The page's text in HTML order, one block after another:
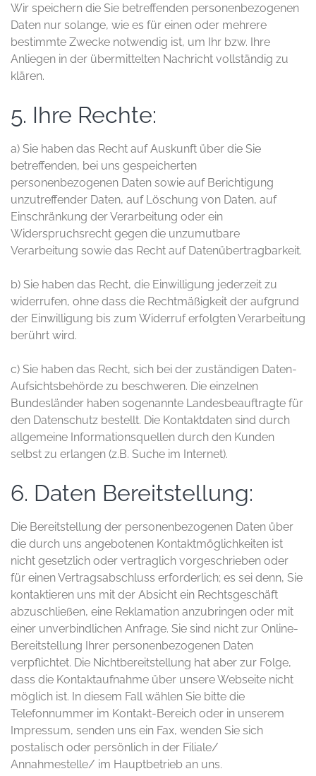
Wir speichern die Sie betreffenden personenbezogenen
Daten nur solange, wie es für einen oder mehrere
bestimmte Zwecke notwendig ist, um Ihr bzw. Ihre
Anliegen in der übermittelten Nachricht vollständig zu
klären.
5. Ihre Rechte:
a) Sie haben das Recht auf Auskunft über die Sie
betreffenden, bei uns gespeicherten
personenbezogenen Daten sowie auf Berichtigung
unzutreffender Daten, auf Löschung von Daten, auf
Einschränkung der Verarbeitung oder ein
Widerspruchsrecht gegen die unzumutbare
Verarbeitung sowie das Recht auf Datenübertragbarkeit.
b) Sie haben das Recht, die Einwilligung jederzeit zu
widerrufen, ohne dass die Rechtmäßigkeit der aufgrund
der Einwilligung bis zum Widerruf erfolgten Verarbeitung
berührt wird.
c) Sie haben das Recht, sich bei der zuständigen Daten-
Aufsichtsbehörde zu beschweren. Die einzelnen
Bundesländer haben sogenannte Landesbeauftragte für
den Datenschutz bestellt. Die Kontaktdaten sind durch
allgemeine Informationsquellen durch den Kunden
selbst zu erlangen (z.B. Suche im Internet).
6. Daten Bereitstellung:
Die Bereitstellung der personenbezogenen Daten über
die durch uns angebotenen Kontaktmöglichkeiten ist
nicht gesetzlich oder vertraglich vorgeschrieben oder
für einen Vertragsabschluss erforderlich; es sei denn, Sie
kontaktieren uns mit der Absicht ein Rechtsgeschäft
abzuschließen, eine Reklamation anzubringen oder mit
einer unverbindlichen Anfrage. Sie sind nicht zur Online-
Bereitstellung Ihrer personenbezogenen Daten
verpflichtet. Die Nichtbereitstellung hat aber zur Folge,
dass die Kontaktaufnahme über unsere Webseite nicht
möglich ist. In diesem Fall wählen Sie bitte die
Telefonnummer im Kontakt-Bereich oder in unserem
Impressum, senden uns ein Fax, wenden Sie sich
postalisch oder persönlich in der Filiale/
Annahmestelle/ im Hauptbetrieb an uns.